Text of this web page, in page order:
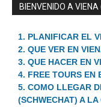
BIENVENIDO A
1. PLANIFICAR EL
2. QUE VER EN
3. QUE HACER EN
4. FREE TOURS EN
5. COMO LLEGAR
(SCHWECHAT) A LA